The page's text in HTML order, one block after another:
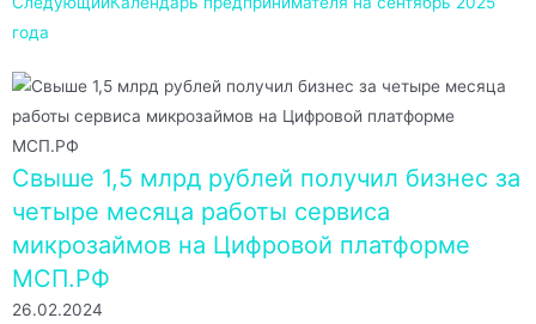
года
Свыше 1,5 млрд рублей получил бизнес за
четыре месяца работы сервиса
микрозаймов на Цифровой платформе
МСП.РФ
26.02.2024